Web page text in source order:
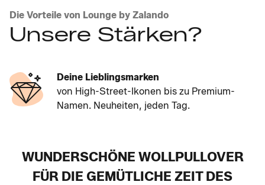
Die Vorteile von Lounge by Zalando
Unsere Stärken?
Deine Lieblingsmarken
von High-Street-Ikonen bis zu Premium-
Namen. Neuheiten, jeden Tag.
WUNDERSCHÖNE WOLLPULLOVER
FÜR DIE GEMÜTLICHE ZEIT DES